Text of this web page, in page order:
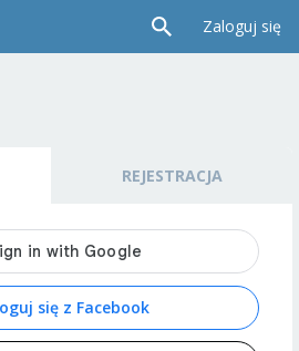
Zaloguj się
REJESTRACJA
się z Facebook